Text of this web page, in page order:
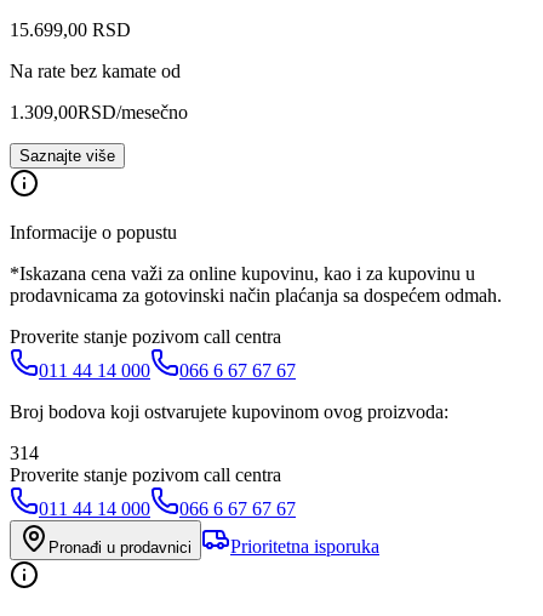
15.699,00 RSD
Na rate bez kamate od
1.309,00RSD/mesečno
Saznajte više
Informacije o popustu
*Iskazana cena važi za online kupovinu, kao i za kupovinu u
prodavnicama za gotovinski način plaćanja sa dospećem odmah.
Proverite stanje pozivom call centra
011 44 14 000
066 6 67 67 67
Broj bodova koji ostvarujete kupovinom ovog proizvoda:
314
Proverite stanje pozivom call centra
011 44 14 000
066 6 67 67 67
Pronađi u prodavnici Prioritetna isporuka